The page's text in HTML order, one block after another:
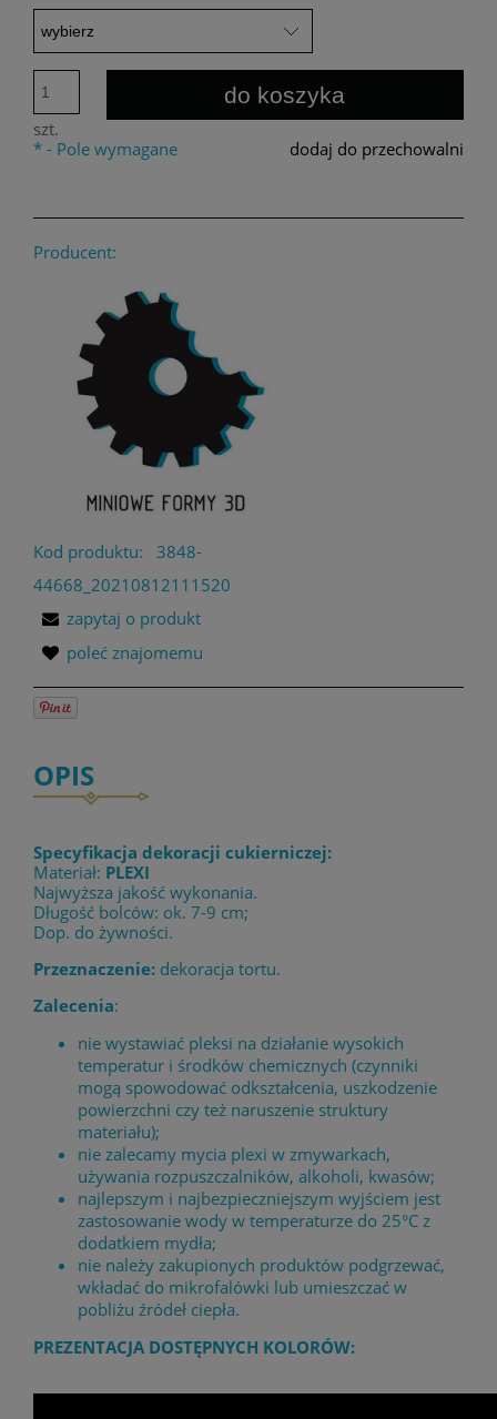
szt.
do koszyka
dodaj do przechowalni
* - Pole wymagane
Producent:
Kod produktu:
3848-
44668_20210812111520
zapytaj o produkt
poleć znajomemu
OPIS
Specyfikacja dekoracji cukierniczej:
Materiał: PLEXI
Najwyższa jakość wykonania.
Długość bolców: ok. 7-9 cm;
Dop. do żywności.
Przeznaczenie: dekoracja tortu.
Zalecenia:
nie wystawiać pleksi na działanie wysokich
temperatur i środków chemicznych (czynniki
mogą spowodować odkształcenia, uszkodzenie
powierzchni czy też naruszenie struktury
materiału);
nie zalecamy mycia plexi w zmywarkach,
używania rozpuszczalników, alkoholi, kwasów;
najlepszym i najbezpieczniejszym wyjściem jest
zastosowanie wody w temperaturze do 25°C z
dodatkiem mydła;
nie należy zakupionych produktów podgrzewać,
wkładać do mikrofalówki lub umieszczać w
pobliżu źródeł ciepła.
PREZENTACJA DOSTĘPNYCH KOLORÓW: